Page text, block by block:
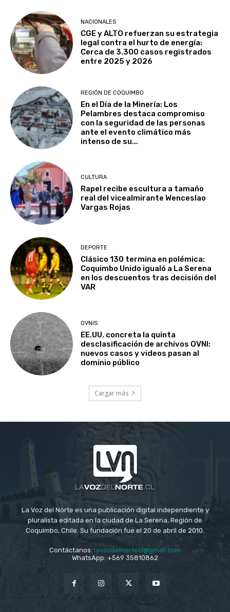
NACIONALES
CGE y ALTO refuerzan su estrategia
legal contra el hurto de energía:
Cerca de 3.300 casos registrados
entre 2025 y 2026
REGIÓN DE COQUIMBO
En el Día de la Minería: Los
Pelambres destaca compromiso
con la seguridad de las personas
ante el evento climático más
intenso de su...
CULTURA
Rapel recibe escultura a tamaño
real del vicealmirante Wenceslao
Vargas Rojas
DEPORTE
Clásico 130 termina en polémica:
Coquimbo Unido igualó a La Serena
en los descuentos tras decisión del
VAR
OVNIS
EE.UU. concreta la quinta
desclasificación de archivos OVNI:
nuevos casos y videos pasan al
dominio público
Cargar más
La Voz del Norte es una publicación digital independiente y
pluralista editada en la ciudad de La Serena, Región de
Coquimbo, Chile. Su fundación fue el 20 de abril de 2010.
Contáctanos: lavozdelnortecl@gmail.com
WhatsApp: +569 35810862